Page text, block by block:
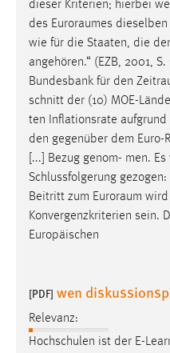
dieser Kriterien; hierbei
des Euroraumes
wie für die Staaten, die
angehören.“ (EZB, 2001,
Bundesbank für den
schnitt der (10) MOE-
ten Inflationsrate
den gegenüber dem Euro-
[...] Bezug genom- men.
Schlussfolgerung
Beitritt zum Euroraum wird
Konvergenzkriterien sein.
Europäischen
[PDF] wen
Relevanz:
Hochschulen ist der E-
Zweck:
Das Cookie speichert die
Cookie Laufzeit:
30 Tage
Chat
Name:
MibewSessionID,
chat-frame-style-
Zweck:
MibewSessionID,
Jahre, MIBEW_UserID = 1